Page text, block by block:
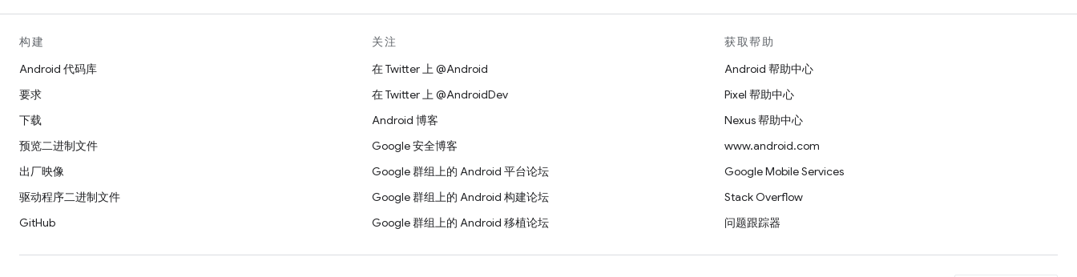
构建
Android 代码库
要求
下载
预览二进制文件
出厂映像
驱动程序二进制文件
GitHub
关注
在 Twitter 上 @Android
在 Twitter 上 @AndroidDev
Android 博客
Google 安全博客
Google 群组上的 Android 平台论坛
Google 群组上的 Android 构建论坛
Google 群组上的 Android 移植论坛
获取帮助
Android 帮助中心
Pixel 帮助中心
Nexus 帮助中心
www.android.com
Google Mobile Services
Stack Overflow
问题跟踪器